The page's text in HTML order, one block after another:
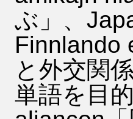
ぶ」、
Finnlando
と外交関
単語を目